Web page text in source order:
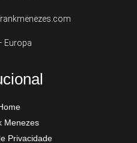
Europa
Menezes
Privacidade